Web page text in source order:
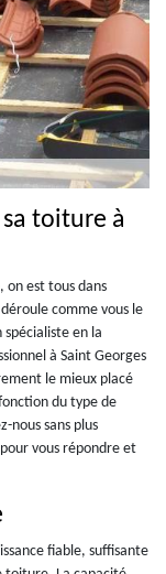
toiture à
on est tous dans
comme vous le
en la
à Saint Georges
le mieux placé
du type de
sans plus
vous répondre et
fiable, suffisante